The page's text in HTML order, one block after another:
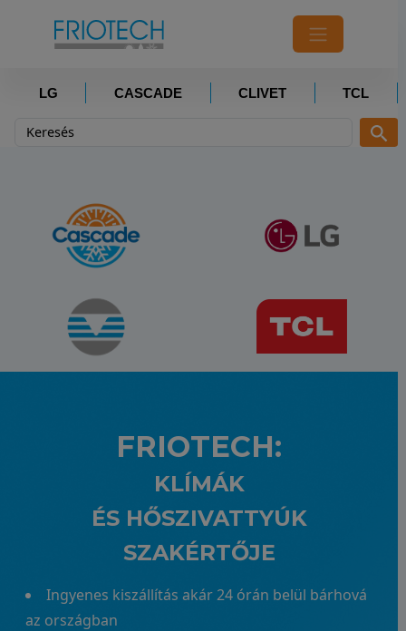
LG CASCADE CLIVET TCL
FRIOTECH:
KLÍMÁK
ÉS HŐSZIVATTYÚK
SZAKÉRTŐJE
Ingyenes kiszállítás akár 24 órán belül bárhová
az országban